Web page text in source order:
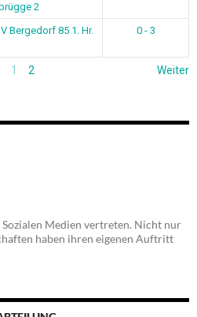
2
Bergedorf 85 1. Hr. 0 - 3
1 2 Weiter
Medien vertreten. Nicht nur
haben ihren eigenen Auftritt